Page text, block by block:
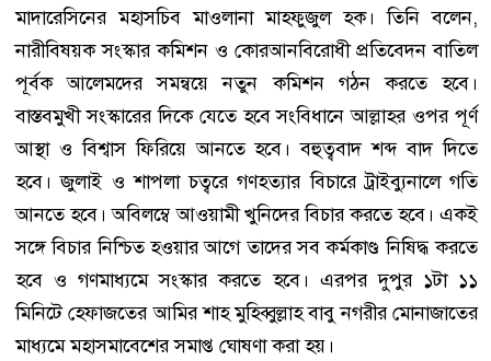
মাদারেসিনের মহাসচিব মাওলানা মাহফুজুল হক। তিনি বলেন,
নারীবিষয়ক সংস্কার কমিশন ও কোরআনবিরোধী প্রতিবেদন বাতিল
পূর্বক আলেমদের সমন্বয়ে নতুন কমিশন গঠন করতে হবে।
বাস্তবমুখী সংস্কারের দিকে যেতে হবে সংবিধানে আল্লাহর ওপর পূর্ণ
আস্থা ও বিশ্বাস ফিরিয়ে আনতে হবে। বহুত্ববাদ শব্দ বাদ দিতে
হবে। জুলাই ও শাপলা চত্বরে গণহত্যার বিচারে ট্রাইব্যুনালে গতি
আনতে হবে। অবিলম্বে আওয়ামী খুনিদের বিচার করতে হবে। একই
সঙ্গে বিচার নিশ্চিত হওয়ার আগে তাদের সব কর্মকাণ্ড নিষিদ্ধ করতে
হবে ও গণমাধ্যমে সংস্কার করতে হবে। এরপর দুপুর ১টা ১১
মিনিটে হেফাজতের আমির শাহ মুহিব্বুল্লাহ বাবু নগরীর মোনাজাতের
মাধ্যমে মহাসমাবেশের সমাপ্ত ঘোষণা করা হয়।